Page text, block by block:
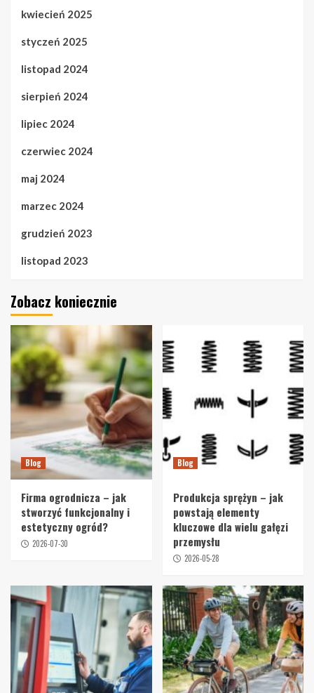
kwiecień 2025
styczeń 2025
listopad 2024
sierpień 2024
lipiec 2024
czerwiec 2024
maj 2024
marzec 2024
grudzień 2023
listopad 2023
Zobacz koniecznie
Blog
Firma ogrodnicza – jak
stworzyć funkcjonalny i
estetyczny ogród?
2026-07-30
Blog
Produkcja sprężyn – jak
powstają elementy
kluczowe dla wielu gałęzi
przemysłu
2026-05-28